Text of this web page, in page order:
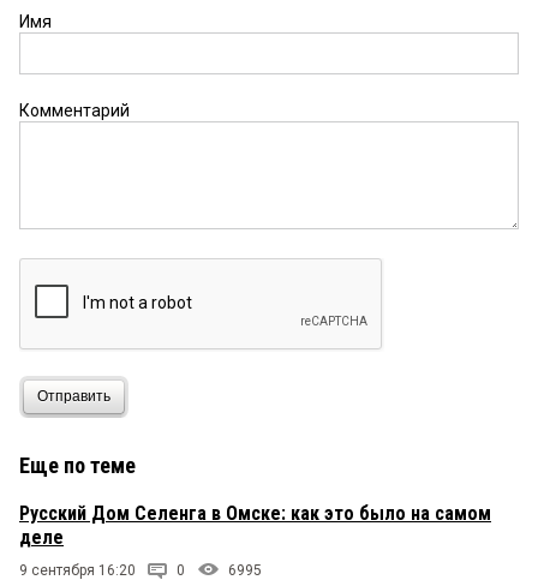
Имя
Комментарий
Отправить
Еще по теме
Русский Дом Селенга в Омске: как это было на самом
деле
9 сентября 16:20 0 6995